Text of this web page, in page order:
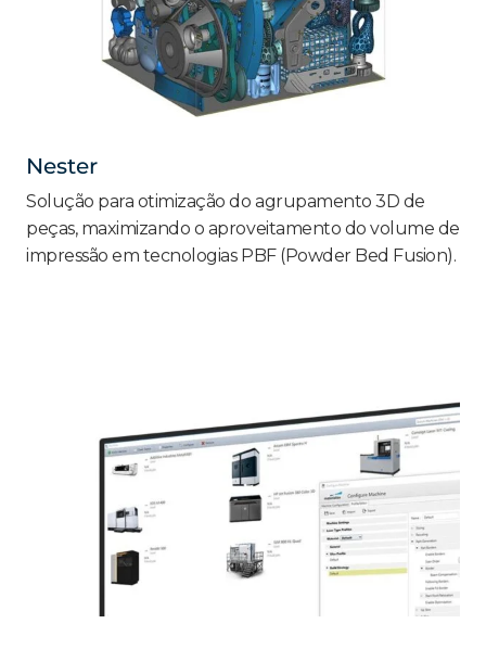
Nester
Solução para otimização do agrupamento 3D de
peças, maximizando o aproveitamento do volume de
impressão em tecnologias PBF (Powder Bed Fusion).